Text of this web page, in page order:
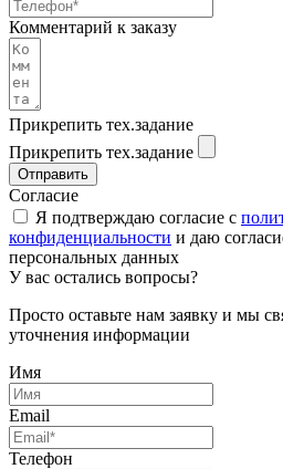
Комментарий к заказу
Прикрепить тех.задание
Прикрепить тех.задание
Отправить
Согласие
Я подтверждаю согласие с
конфиденциальности и даю
персональных данных
У вас остались вопросы?
Просто оставьте нам заявку и мы
уточнения информации
Имя
Email
Телефон